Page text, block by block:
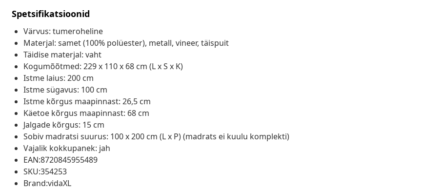
Spetsifikatsioonid
Värvus: tumeroheline
Materjal: samet (100% polüester), metall, vineer, täispuit
Täidise materjal: vaht
Kogumõõtmed: 229 x 110 x 68 cm (L x S x K)
Istme laius: 200 cm
Istme sügavus: 100 cm
Istme kõrgus maapinnast: 26,5 cm
Käetoe kõrgus maapinnast: 68 cm
Jalgade kõrgus: 15 cm
Sobiv madratsi suurus: 100 x 200 cm (L x P) (madrats ei kuulu komplekti)
Vajalik kokkupanek: jah
EAN:8720845955489
SKU:354253
Brand:vidaXL